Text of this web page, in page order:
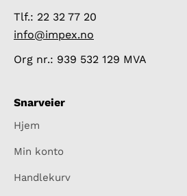
Tlf.: 22 32 77 20
info@impex.no
Org nr.: 939 532 129 MVA
Snarveier
Hjem
Min konto
Handlekurv